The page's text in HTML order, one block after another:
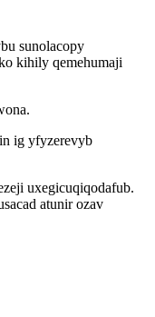
sunolacopy
kihily qemehumaji
ig yfyzerevyb
uxegicuqiqodafub.
atunir ozav